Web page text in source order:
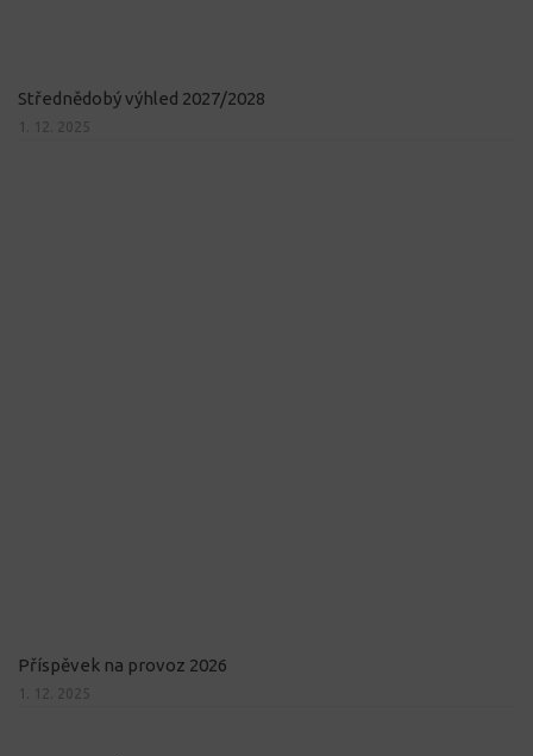
Střednědobý výhled 2027/2028
1. 12. 2025
Příspěvek na provoz 2026
1. 12. 2025